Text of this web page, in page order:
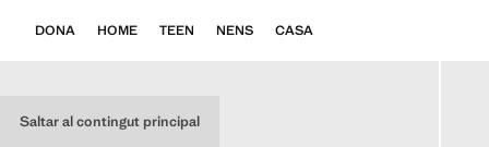
Saltar al contingut principal
DONA HOME TEEN NENS CASA